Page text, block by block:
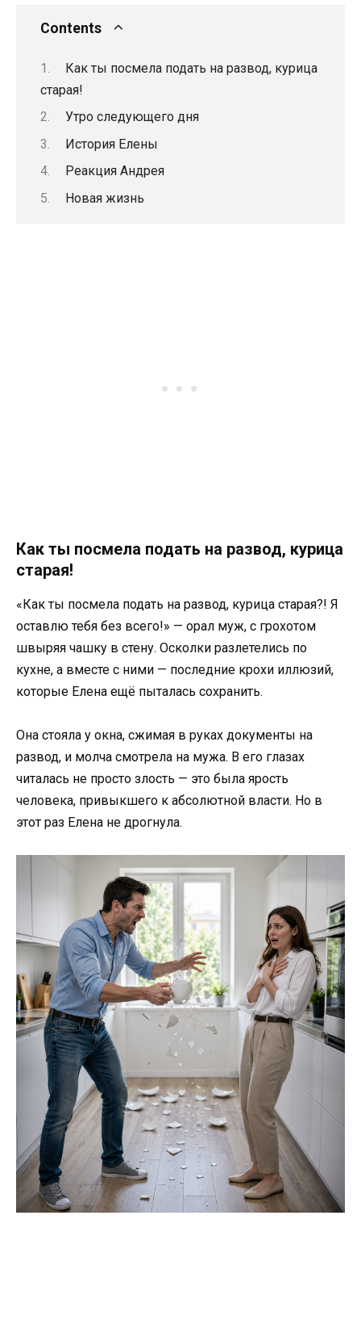
Contents
Как ты посмела подать на развод, курица
старая!
Утро следующего дня
История Елены
Реакция Андрея
Новая жизнь
Как ты посмела подать на развод, курица
старая!
«Как ты посмела подать на развод, курица старая?! Я
оставлю тебя без всего!» — орал муж, с грохотом
швыряя чашку в стену. Осколки разлетелись по
кухне, а вместе с ними — последние крохи иллюзий,
которые Елена ещё пыталась сохранить.
Она стояла у окна, сжимая в руках документы на
развод, и молча смотрела на мужа. В его глазах
читалась не просто злость — это была ярость
человека, привыкшего к абсолютной власти. Но в
этот раз Елена не дрогнула.